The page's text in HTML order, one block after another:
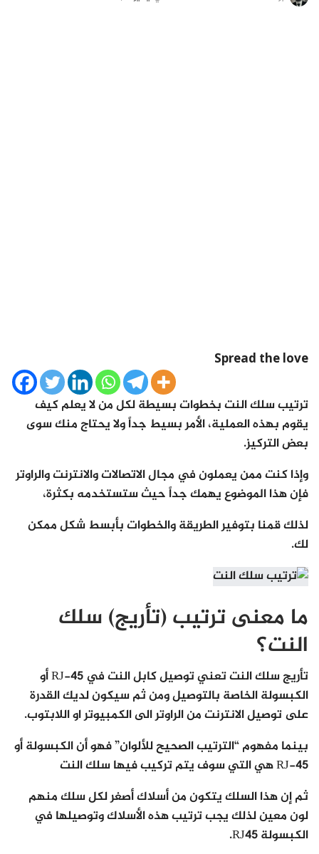
Spread the love
ترتيب سلك النت بخطوات بسيطة لكل من لا يعلم كيف
يقوم بهذه العملية، الأمر بسيط جداً ولا يحتاج منك سوى
بعض التركيز.
وإذا كنت ممن يعملون في مجال الاتصالات والانترنت والراوتر
فإن هذا الموضوع يهمك جداً حيث ستستخدمه بكثرة،
لذلك قمنا بتوفير الطريقة والخطوات بأبسط شكل ممكن
لك.
ما معنى ترتيب (تأريج) سلك
النت؟
تأريج سلك النت تعني توصيل كابل النت في RJ-45 أو
الكبسولة الخاصة بالتوصيل ومن ثم سيكون لديك القدرة
على توصيل الانترنت من الراوتر الى الكمبيوتر او اللابتوب.
بينما مفهوم “الترتيب الصحيح للألوان” فهو أن الكبسولة أو
RJ-45 هي التي سوف يتم تركيب فيها سلك النت
ثم إن هذا السلك يتكون من أسلاك أصغر لكل سلك منهم
لون معين لذلك يجب ترتيب هذه الأسلاك وتوصيلها في
الكبسولة RJ45.